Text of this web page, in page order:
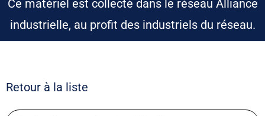
Ce matériel est collecté dans le réseau Alliance
industrielle, au profit des industriels du réseau.
Retour à la liste